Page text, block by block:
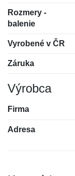
Rozmery -
balenie
Vyrobené v ČR
Záruka
Výrobca
Firma
Adresa